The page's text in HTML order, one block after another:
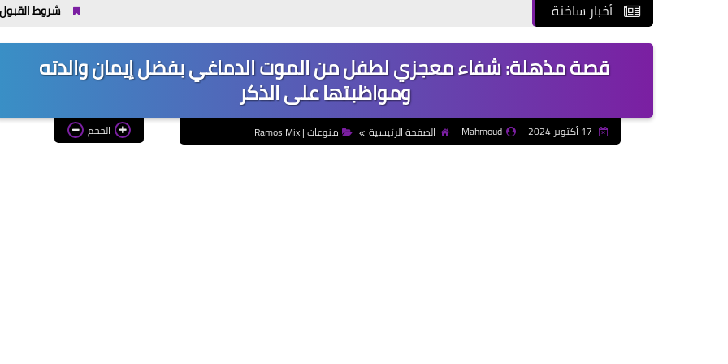
أخبار ساخنة شروط القبول في جامعة بدر 2026 / 2027 والكليات المتاحة: هل مجموعك
قصة مذهلة: شفاء معجزي لطفل من الموت الدماغي بفضل إيمان والدته
ومواظبتها على الذكر
Mahmoud الصفحة الرئيسية منوعات | Ramos Mix الحجم